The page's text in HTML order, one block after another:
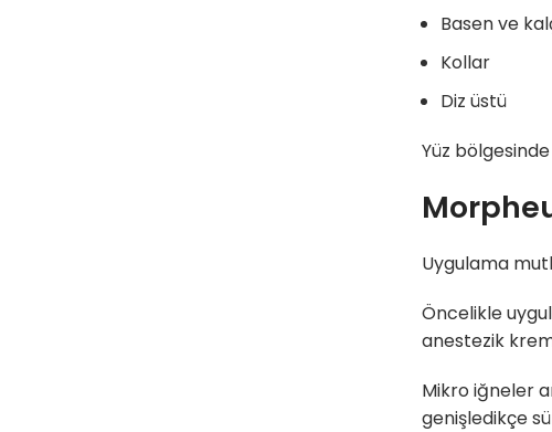
Basen ve
Kollar
Diz üstü
Yüz
Uygulama
Öncelikle
anestezik
Mikro iğneler
genişledikçe